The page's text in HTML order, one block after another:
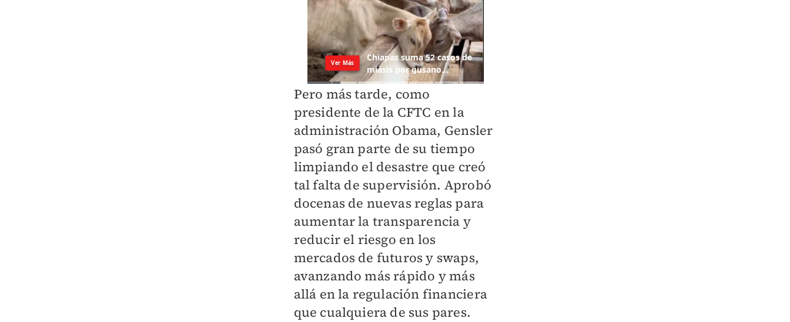
Pero más tarde, como
presidente de la CFTC en la
administración Obama, Gensler
pasó gran parte de su tiempo
limpiando el desastre que creó
tal falta de supervisión. Aprobó
docenas de nuevas reglas para
aumentar la transparencia y
reducir el riesgo en los
mercados de futuros y swaps,
avanzando más rápido y más
allá en la regulación financiera
que cualquiera de sus pares.